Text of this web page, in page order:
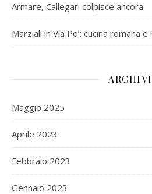
Armare, Callegari colpisce ancora
Marziali in Via Po’: cucina romana e
ARCHIVI
Maggio 2025
Aprile 2023
Febbraio 2023
Gennaio 2023